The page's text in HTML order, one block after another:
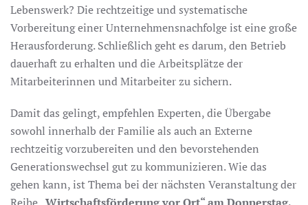
Lebenswerk? Die rechtzeitige und systematische
Vorbereitung einer Unternehmensnachfolge ist eine große
Herausforderung. Schließlich geht es darum, den Betrieb
dauerhaft zu erhalten und die Arbeitsplätze der
Mitarbeiterinnen und Mitarbeiter zu sichern.
Damit das gelingt, empfehlen Experten, die Übergabe
sowohl innerhalb der Familie als auch an Externe
rechtzeitig vorzubereiten und den bevorstehenden
Generationswechsel gut zu kommunizieren. Wie das
gehen kann, ist Thema bei der nächsten Veranstaltung der